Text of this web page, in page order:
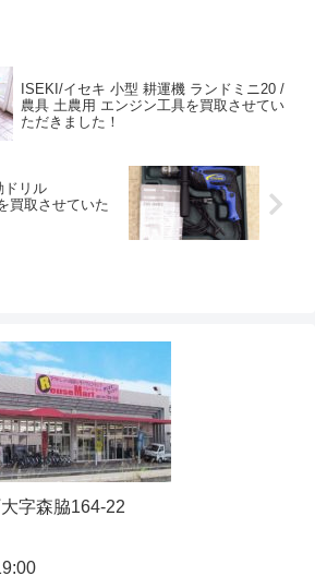
ISEKI/イセキ 小型 耕運機 ランドミニ20 /
農具 土農用 エンジン工具を買取させてい
ただきました！
ドリル
買取させていた
字森脇164-22